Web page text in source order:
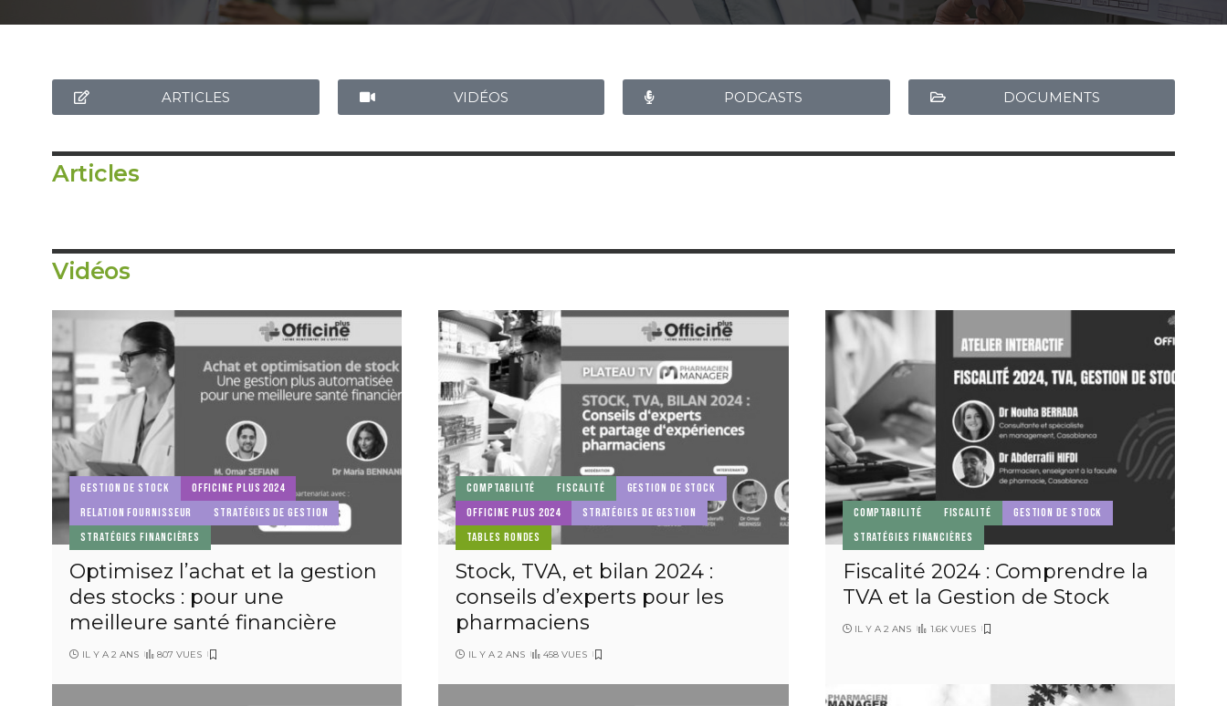
ARTICLES VIDÉOS PODCASTS DOCUMENTS
Articles
Vidéos
GESTION DE STOCK
OFFICINE PLUS 2024
RELATION FOURNISSEUR
STRATÉGIES DE GESTION
STRATÉGIES FINANCIÈRES
Optimisez l’achat et la gestion
des stocks : pour une
meilleure santé financière
IL Y A 2 ANS 807 VUES
COMPTABILITÉ FISCALITÉ
GESTION DE STOCK
OFFICINE PLUS 2024
STRATÉGIES DE GESTION
TABLES RONDES
Stock, TVA, et bilan 2024 :
conseils d’experts pour les
pharmaciens
IL Y A 2 ANS 458 VUES
COMPTABILITÉ FISCALITÉ
GESTION DE STOCK
STRATÉGIES FINANCIÈRES
Fiscalité 2024 : Comprendre la
TVA et la Gestion de Stock
IL Y A 2 ANS 1.6K VUES